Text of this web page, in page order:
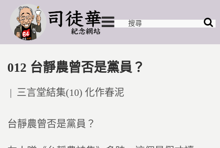
012 台靜農曾否是黨員？
Posted
三言堂結集(10) 化作春泥
台靜農曾否是黨員？